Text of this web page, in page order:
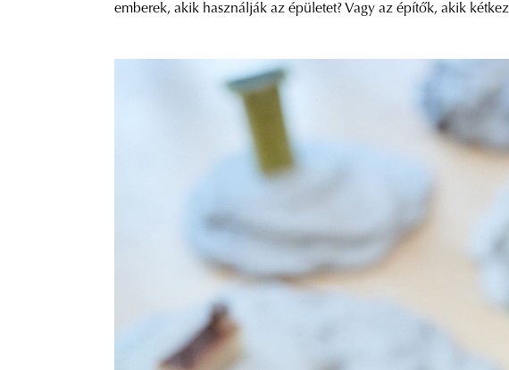
emberek, akik használják az épületet? Vagy az építők, akik